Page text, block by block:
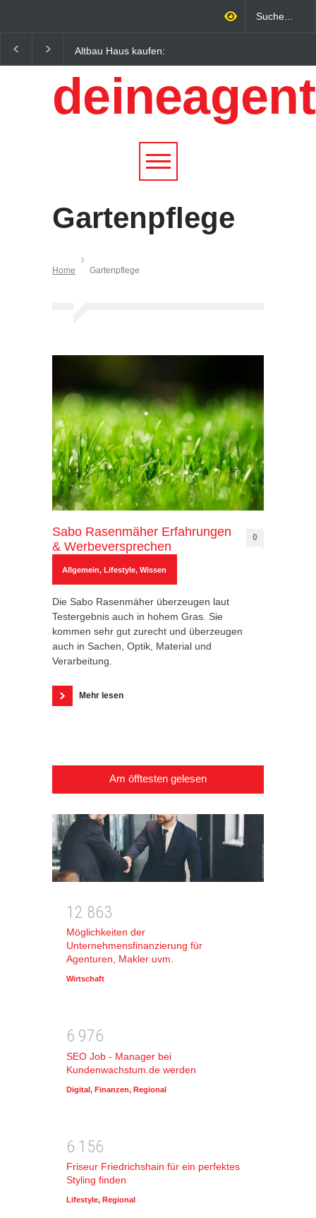
Altbau Haus kaufen:
Unterschiede zwischen
Süddeutschland und
Österreich einfach erklärt
Wirtschaftsfaktor: Wie
Qualitätstourismus
profitieren
Gartenpflege
Home Gartenpflege
Sabo Rasenmäher Erfahrungen
& Werbeversprechen
0
Allgemein, Lifestyle, Wissen
Die Sabo Rasenmäher überzeugen laut
Testergebnis auch in hohem Gras. Sie
kommen sehr gut zurecht und überzeugen
auch in Sachen, Optik, Material und
Verarbeitung.
Mehr lesen
Am öfftesten gelesen
1 2 863
Möglichkeiten der
Unternehmensfinanzierung für
Agenturen, Makler uvm.
Wirtschaft
6 976
SEO Job - Manager bei
Kundenwachstum.de werden
Digital, Finanzen, Regional
6 1 56
Friseur Friedrichshain für ein perfektes
Styling finden
Lifestyle, Regional